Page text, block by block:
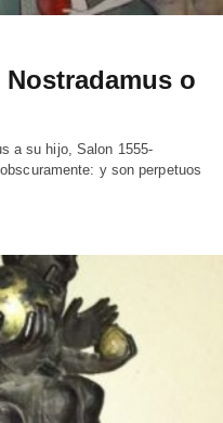
Nostradamus o
a su hijo, Salon 1555-
y son perpetuos